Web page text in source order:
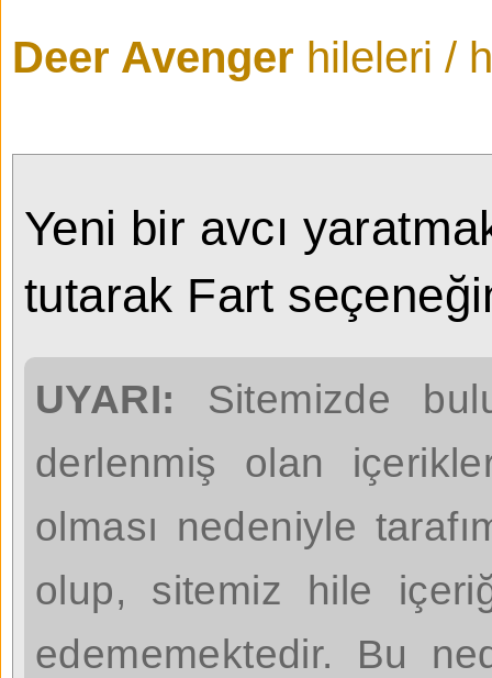
Deer Avenger hileleri /
Yeni bir avcı
tutarak Fart
UYARI: Sitemizde
derlenmiş olan
olması nedeniyle
olup, sitemiz hile
edememektedir. Bu